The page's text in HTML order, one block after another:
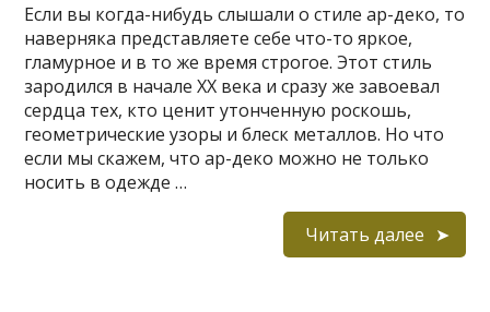
Если вы когда-нибудь слышали о стиле ар-деко, то
наверняка представляете себе что-то яркое,
гламурное и в то же время строгое. Этот стиль
зародился в начале XX века и сразу же завоевал
сердца тех, кто ценит утонченную роскошь,
геометрические узоры и блеск металлов. Но что
если мы скажем, что ар-деко можно не только
носить в одежде …
Читать далее